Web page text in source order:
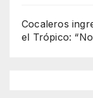
Cocaleros
el Trópico: